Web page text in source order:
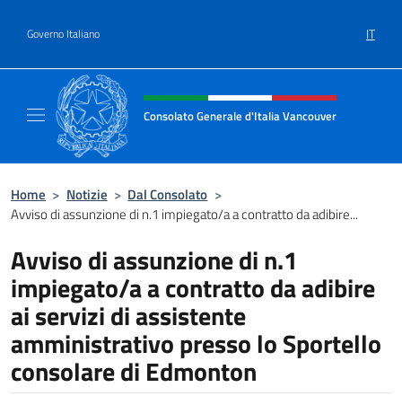
Governo Italiano IT
Intestazione sito, social e menù
Consolato Generale d'Italia Vancouver
Home > Notizie > Dal Consolato >
Avviso di assunzione di n.1 impiegato/a a contratto da adibire...
Avviso di assunzione di n.1
impiegato/a a contratto da adibire
ai servizi di assistente
amministrativo presso lo Sportello
consolare di Edmonton